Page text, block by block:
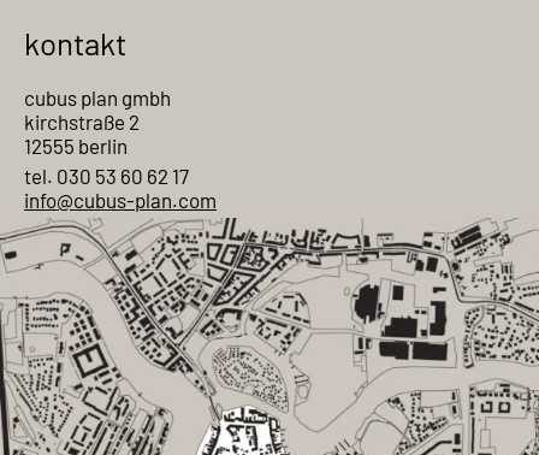
kontakt
cubus plan gmbh
kirchstraße 2
12555 berlin
tel. 030 53 60 62 17
info@cubus-plan.com